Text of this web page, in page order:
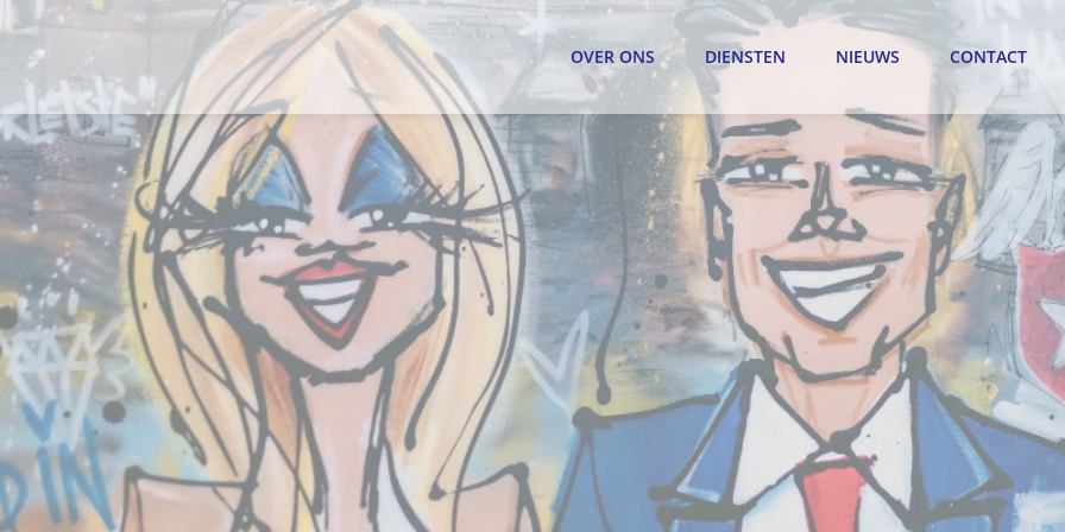
OVER ONS DIENSTEN NIEUWS CONTACT